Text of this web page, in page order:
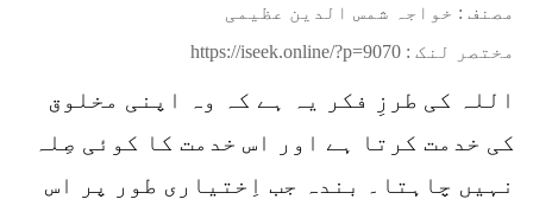
مصنف : خواجہ شمس الدین عظیمی
مختصر لنک : https://iseek.online/?p=9070
اللہ کی طرزِ فکر یہ ہے کہ وہ اپنی مخلوق
کی خدمت کرتا ہے اور اس خدمت کا کوئی صِلہ
نہیں چاہتا۔ بندہ جب اِختیاری طور پر اس